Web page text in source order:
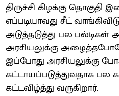
திருச்சி கிழக்கு தொகுதி
எப்படியாவது சீட்
அடுத்தடுத்து பல பல்டிகள்
அரசியலுக்கு
இப்போது அரசியலுக்கு
கட்டாயப்படுத்துவதாக
கட்டவிழ்த்து வருகிறார்.